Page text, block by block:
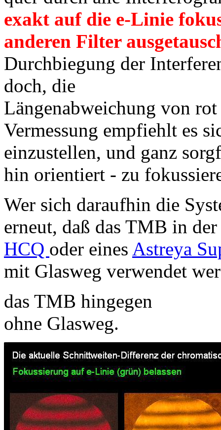
exakt auf die e-Linie
anderen Filter
Durchbiegung der
doch, die
Längenabweichung von
Vermessung empfiehlt es
einzustellen, und ganz
hin orientiert - zu
Wer sich daraufhin die
erneut, daß das TMB in
HCQ oder eines Astreya
mit Glasweg verwendet
das TMB hingegen
ohne Glasweg.